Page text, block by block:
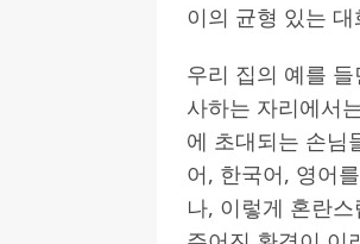
이의 균형 있는
우리 집의 예를
사하는 자리에서
에 초대되는 손님
어, 한국어, 영어
나, 이렇게 혼란